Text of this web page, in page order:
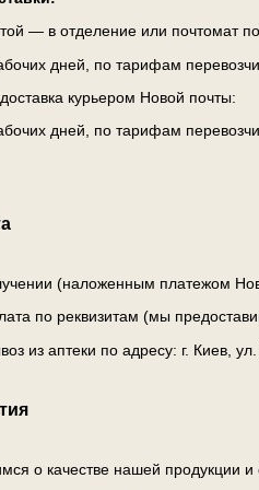
— в отделение или почтомат
дней, по тарифам
курьером Новой почты:
дней, по тарифам
(наложенным платежом
по реквизитам (мы
из аптеки по адресу: г. Киев,
о качестве нашей продукции